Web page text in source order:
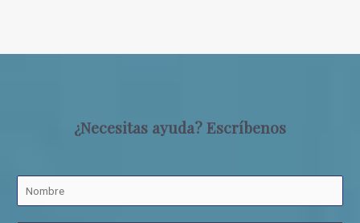
¿Necesitas ayuda? Escríbenos